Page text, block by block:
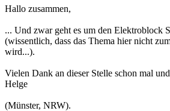
Hallo zusammen,
... Und zwar geht es um den Elektroblock
(wissentlich, dass das Thema hier nicht
wird...).
Vielen Dank an dieser Stelle schon mal
Helge
(Münster, NRW).